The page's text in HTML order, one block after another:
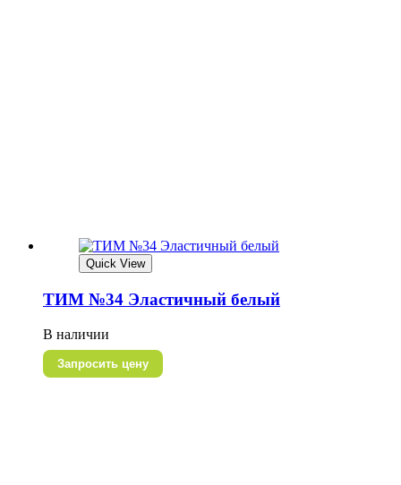
Quick View
ТИМ №34 Эластичный белый
В наличии
Запросить цену